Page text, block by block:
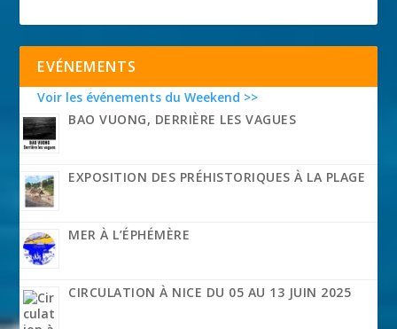
EVÉNEMENTS
Voir les événements du Weekend >>
BAO VUONG, DERRIÈRE LES VAGUES
EXPOSITION DES PRÉHISTORIQUES À LA PLAGE
MER À L’ÉPHÉMÈRE
CIRCULATION À NICE DU 05 AU 13 JUIN 2025